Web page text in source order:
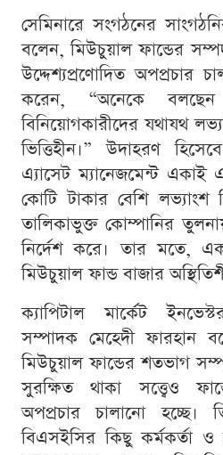
সেমিনারে সংগঠনের
বলেন, মিউচুয়াল ফান্ডের
উদ্দেশ্যপ্রণোদিত অপপ্রচার
করেন, “অনেকে বলছেন
বিনিয়োগকারীদের যথাযথ
ভিত্তিহীন।” উদাহরণ
এ্যাসেট ম্যানেজমেন্ট একাই
কোটি টাকার বেশি
তালিকাভুক্ত কোম্পানির
নির্দেশ করে। তার মতে,
মিউচুয়াল ফান্ড বাজার
ক্যাপিটাল মার্কেট
সম্পাদক মেহেদী ফারহান
মিউচুয়াল ফান্ডের শতভাগ
সুরক্ষিত থাকা সত্ত্বেও
অপপ্রচার চালানো হচ্ছে।
বিএসইসির কিছু কর্মকর্তা ও